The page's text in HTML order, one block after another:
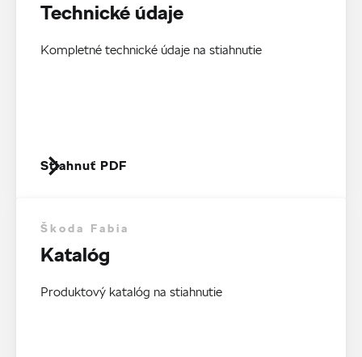
Technické údaje
Kompletné technické údaje na stiahnutie
Stiahnuť PDF
Škoda Fabia
Katalóg
Produktový katalóg na stiahnutie